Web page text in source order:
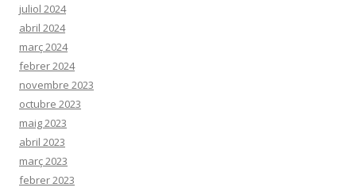
juliol 2024
abril 2024
març 2024
febrer 2024
novembre 2023
octubre 2023
maig 2023
abril 2023
març 2023
febrer 2023